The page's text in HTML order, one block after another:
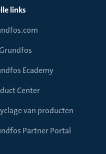
links
Ecademy
Center
van producten
Partner Portal